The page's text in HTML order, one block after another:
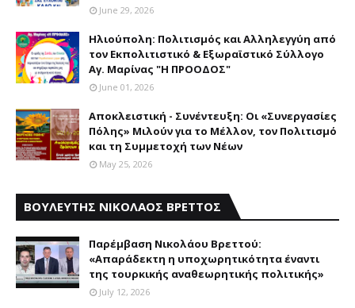
June 29, 2026
Ηλιούπολη: Πολιτισμός και Aλληλεγγύη από
τον Εκπολιτιστικό & Εξωραϊστικό Σύλλογο
Αγ. Μαρίνας "Η ΠΡΟΟΔΟΣ"
June 01, 2026
Αποκλειστική - Συνέντευξη: Οι «Συνεργασίες
Πόλης» Μιλούν για το Μέλλον, τον Πολιτισμό
και τη Συμμετοχή των Νέων
May 25, 2026
ΒΟΥΛΕΥΤΗΣ ΝΙΚΟΛΑΟΣ ΒΡΕΤΤΟΣ
Παρέμβαση Nικολάου Bρεττού:
«Aπαράδεκτη η υποχωρητικότητα έναντι
της τουρκικής αναθεωρητικής πολιτικής»
July 12, 2026